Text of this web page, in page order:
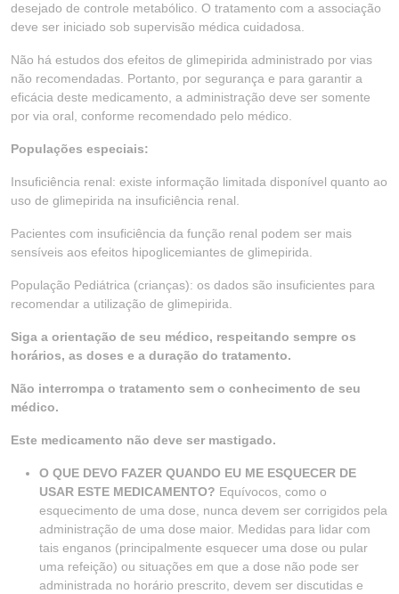
desejado de controle metabólico. O tratamento com a associação
deve ser iniciado sob supervisão médica cuidadosa.
Não há estudos dos efeitos de glimepirida administrado por vias
não recomendadas. Portanto, por segurança e para garantir a
eficácia deste medicamento, a administração deve ser somente
por via oral, conforme recomendado pelo médico.
Populações especiais:
Insuficiência renal: existe informação limitada disponível quanto ao
uso de glimepirida na insuficiência renal.
Pacientes com insuficiência da função renal podem ser mais
sensíveis aos efeitos hipoglicemiantes de glimepirida.
População Pediátrica (crianças): os dados são insuficientes para
recomendar a utilização de glimepirida.
Siga a orientação de seu médico, respeitando sempre os
horários, as doses e a duração do tratamento.
Não interrompa o tratamento sem o conhecimento de seu
médico.
Este medicamento não deve ser mastigado.
O QUE DEVO FAZER QUANDO EU ME ESQUECER DE
USAR ESTE MEDICAMENTO? Equívocos, como o
esquecimento de uma dose, nunca devem ser corrigidos pela
administração de uma dose maior. Medidas para lidar com
tais enganos (principalmente esquecer uma dose ou pular
uma refeição) ou situações em que a dose não pode ser
administrada no horário prescrito, devem ser discutidas e